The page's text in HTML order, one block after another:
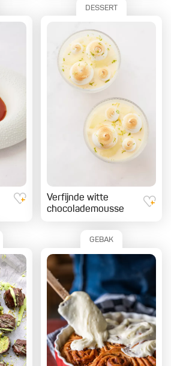
DESSERT
Verfijnde witte
chocolademousse
GEBAK